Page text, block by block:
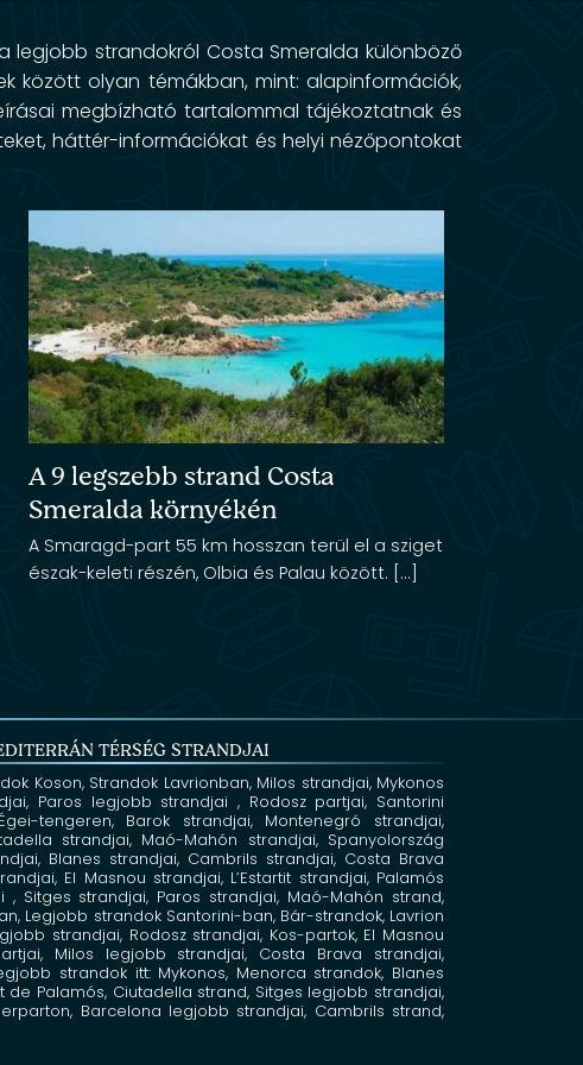
legjobb strandokról Costa Smeralda különböző
között olyan témákban, mint: alapinformációk,
megbízható tartalommal tájékoztatnak és
háttér-információkat és helyi nézőpontokat
A 9 legszebb strand Costa
Smeralda környékén
A Smaragd-part 55 km hosszan terül el a sziget
észak-keleti részén, Olbia és Palau között. [...]
TÉRSÉG STRANDJAI
Koson, Strandok Lavrionban, Milos strandjai, Mykonos
Paros legjobb strandjai, Rodosz partjai, Santorini
tengeren, Barok strandjai, Montenegró strandjai,
strandjai, Maó-Mahón strandjai, Spanyolország
Blanes strandjai, Cambrils strandjai, Costa Brava
El Masnou strandjai, L’Estartit strandjai, Palamós
, Sitges strandjai, Paros strandjai, Maó-Mahón strand,
Legjobb strandok Santorini-ban, Bár-strandok, Lavrion
strandjai, Rodosz strandjai, Kos-partok, El Masnou
Milos legjobb strandjai, Costa Brava strandjai,
strandok itt: Mykonos, Menorca strandok, Blanes
de Palamós, Ciutadella strand, Sitges legjobb strandjai,
Barcelona legjobb strandjai, Cambrils strand,